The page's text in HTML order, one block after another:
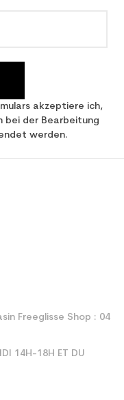
akzeptiere ich,
bei der Bearbeitung
werden.
Freeglisse Shop : 04
14H-18H ET DU